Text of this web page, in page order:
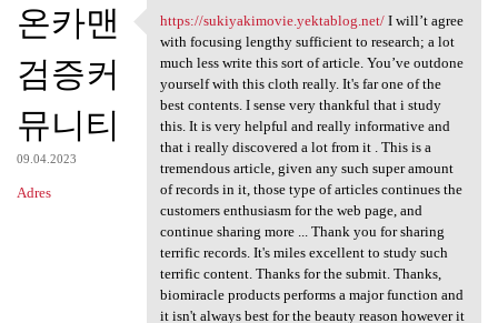
온카맨
검증커
뮤니티
09.04.2023
Adres
https://sukiyakimovie
https://sukiyakimovie.yektablog.net/I will’t agree
with focusing lengthy sufficient to research; a lot
much less write this sort of article. You’ve outdone
yourself with this cloth really. It's far one of the
best contents. I sense very thankful that i study
this. It is very helpful and really informative and
that i really discovered a lot from it . This is a
tremendous article, given any such super amount
of records in it, those type of articles continues the
customers enthusiasm for the web page, and
continue sharing more ... Thank you for sharing
terrific records. It's miles excellent to study such
terrific content. Thanks for the submit. Thanks,
biomiracle products performs a major function and
it isn't always best for the beauty reason however it